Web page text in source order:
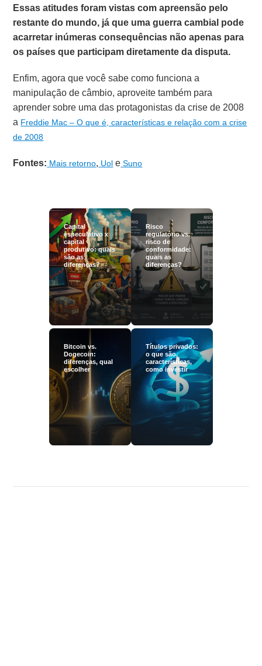
Essas atitudes foram vistas com apreensão pelo
restante do mundo, já que uma guerra cambial pode
acarretar inúmeras consequências não apenas para
os países que participam diretamente da disputa.
Enfim, agora que você sabe como funciona a
manipulação de câmbio, aproveite também para
aprender sobre uma das protagonistas da crise de 2008
a Freddie Mac – O que é, características e relação com a crise
de 2008
Fontes: Mais retorno, Uol e Suno
Capital
especulativo x
capital
produtivo: quais
são as
diferenças?
Risco
regulatório vs.
risco de
conformidade:
quais as
diferenças?
Bitcoin vs.
Dogecoin:
diferenças, qual
escolher
Títulos privados:
o que são,
características,
como investir